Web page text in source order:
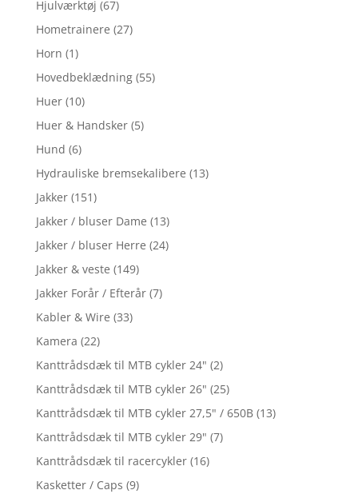
Hjulværktøj (67)
Hometrainere (27)
Horn (1)
Hovedbeklædning (55)
Huer (10)
Huer & Handsker (5)
Hund (6)
Hydrauliske bremsekalibere (13)
Jakker (151)
Jakker / bluser Dame (13)
Jakker / bluser Herre (24)
Jakker & veste (149)
Jakker Forår / Efterår (7)
Kabler & Wire (33)
Kamera (22)
Kanttrådsdæk til MTB cykler 24" (2)
Kanttrådsdæk til MTB cykler 26" (25)
Kanttrådsdæk til MTB cykler 27,5" / 650B (13)
Kanttrådsdæk til MTB cykler 29" (7)
Kanttrådsdæk til racercykler (16)
Kasketter / Caps (9)